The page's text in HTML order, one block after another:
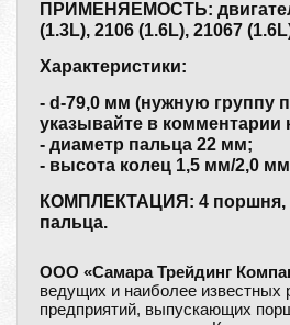
ПРИМЕНЯЕМОСТЬ:
(1.3L), 2106 (1.6L), 21067
Характеристики:
- d-79,0 мм (нужную группу
указывайте в комментарии
- диаметр пальца 22 мм;
- высота колец 1,5 мм/2,0
КОМПЛЕКТАЦИЯ: 4 поршня,
пальца.
ООО «Самара Трейдинг
ведущих и наиболее известных
предприятий, выпускающих